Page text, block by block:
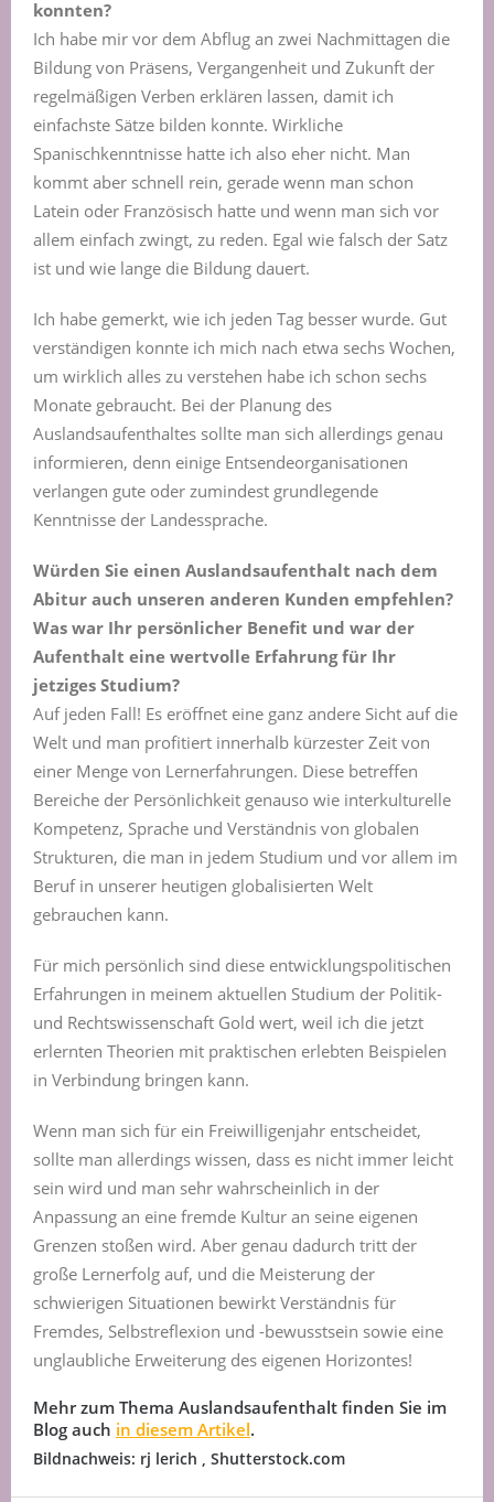
konnten?
Ich habe mir vor dem Abflug an zwei Nachmittagen die
Bildung von Präsens, Vergangenheit und Zukunft der
regelmäßigen Verben erklären lassen, damit ich
einfachste Sätze bilden konnte. Wirkliche
Spanischkenntnisse hatte ich also eher nicht. Man
kommt aber schnell rein, gerade wenn man schon
Latein oder Französisch hatte und wenn man sich vor
allem einfach zwingt, zu reden. Egal wie falsch der Satz
ist und wie lange die Bildung dauert.
Ich habe gemerkt, wie ich jeden Tag besser wurde. Gut
verständigen konnte ich mich nach etwa sechs Wochen,
um wirklich alles zu verstehen habe ich schon sechs
Monate gebraucht. Bei der Planung des
Auslandsaufenthaltes sollte man sich allerdings genau
informieren, denn einige Entsendeorganisationen
verlangen gute oder zumindest grundlegende
Kenntnisse der Landessprache.
Würden Sie einen Auslandsaufenthalt nach dem
Abitur auch unseren anderen Kunden empfehlen?
Was war Ihr persönlicher Benefit und war der
Aufenthalt eine wertvolle Erfahrung für Ihr
jetziges Studium?
Auf jeden Fall! Es eröffnet eine ganz andere Sicht auf die
Welt und man profitiert innerhalb kürzester Zeit von
einer Menge von Lernerfahrungen. Diese betreffen
Bereiche der Persönlichkeit genauso wie interkulturelle
Kompetenz, Sprache und Verständnis von globalen
Strukturen, die man in jedem Studium und vor allem im
Beruf in unserer heutigen globalisierten Welt
gebrauchen kann.
Für mich persönlich sind diese entwicklungspolitischen
Erfahrungen in meinem aktuellen Studium der Politik-
und Rechtswissenschaft Gold wert, weil ich die jetzt
erlernten Theorien mit praktischen erlebten Beispielen
in Verbindung bringen kann.
Wenn man sich für ein Freiwilligenjahr entscheidet,
sollte man allerdings wissen, dass es nicht immer leicht
sein wird und man sehr wahrscheinlich in der
Anpassung an eine fremde Kultur an seine eigenen
Grenzen stoßen wird. Aber genau dadurch tritt der
große Lernerfolg auf, und die Meisterung der
schwierigen Situationen bewirkt Verständnis für
Fremdes, Selbstreflexion und -bewusstsein sowie eine
unglaubliche Erweiterung des eigenen Horizontes!
Mehr zum Thema Auslandsaufenthalt finden Sie im
Blog auch in diesem Artikel.
Bildnachweis: rj lerich , Shutterstock.com